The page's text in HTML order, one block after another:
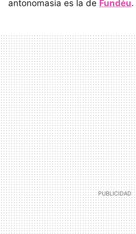
antonomasia es la de Fundéu.